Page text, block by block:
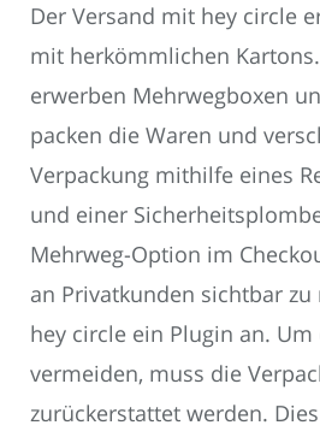
Der Versand mit hey circle
mit herkömmlichen
erwerben Mehrwegboxen
packen die Waren und
Verpackung mithilfe eines
und einer
Mehrweg-Option im
an Privatkunden sichtbar
hey circle ein Plugin an. Um
vermeiden, muss die
zurückerstattet werden.